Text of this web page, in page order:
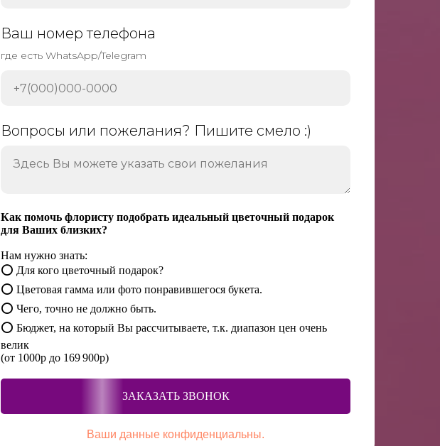
Ваш номер телефона
где есть WhatsApp/Telegram
Вопросы или пожелания? Пишите смело :)
Как помочь флористу подобрать идеальный цветочный подарок
для Ваших близких?
Нам нужно знать:
⭕ Для кого цветочный подарок?
⭕ Цветовая гамма или фото понравившегося букета.
⭕ Чего, точно не должно быть.
⭕ Бюджет, на который Вы рассчитываете, т.к. диапазон цен очень
велик
(от 1000р до 169 900р)
ЗАКАЗАТЬ ЗВОНОК
Ваши данные конфиденциальны.